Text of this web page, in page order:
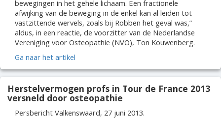
bewegingen in het gehele lichaam. Een fractionele
afwijking van de beweging in de enkel kan al leiden tot
vastzittende wervels, zoals bij Robben het geval was,”
aldus, in een reactie, de voorzitter van de Nederlandse
Vereniging voor Osteopathie (NVO), Ton Kouwenberg.
Ga naar het artikel
Herstelvermogen profs in Tour de France 2013
versneld door osteopathie
Persbericht Valkenswaard, 27 juni 2013.